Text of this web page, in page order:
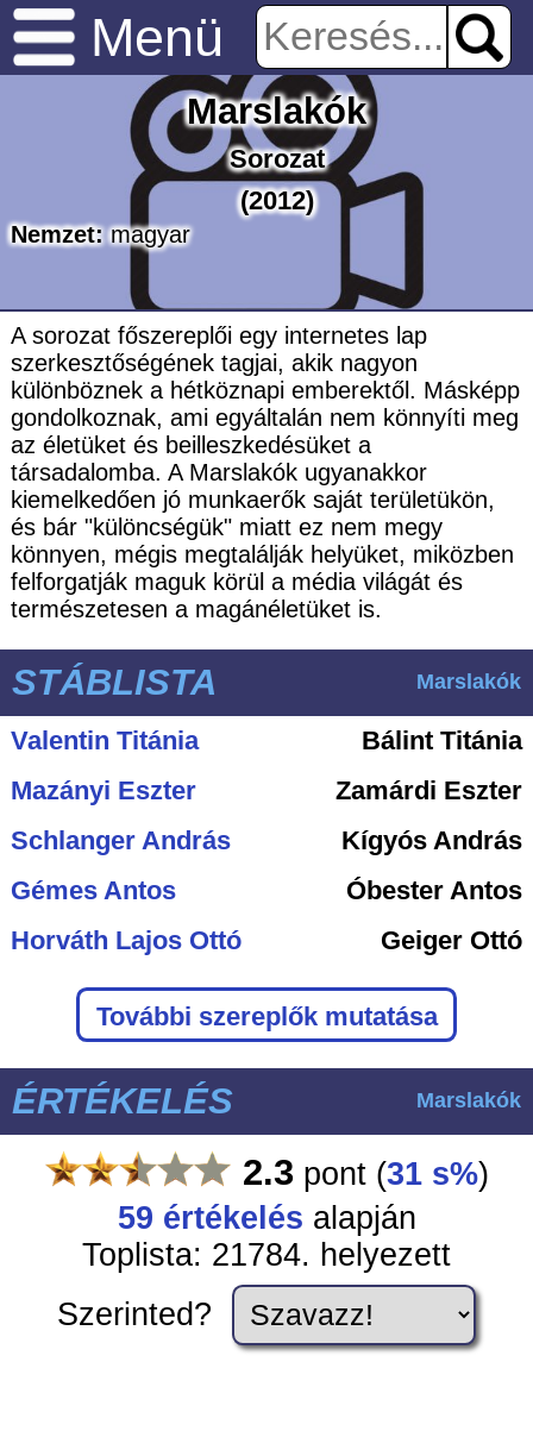
Menü
Marslakók
Sorozat
(2012)
Nemzet: magyar
A sorozat főszereplői egy internetes lap
szerkesztőségének tagjai, akik nagyon
különböznek a hétköznapi emberektől. Másképp
gondolkoznak, ami egyáltalán nem könnyíti meg
az életüket és beilleszkedésüket a
társadalomba. A Marslakók ugyanakkor
kiemelkedően jó munkaerők saját területükön,
és bár "különcségük" miatt ez nem megy
könnyen, mégis megtalálják helyüket, miközben
felforgatják maguk körül a média világát és
természetesen a magánéletüket is.
STÁBLISTA Marslakók
Valentin Titánia
Bálint Titánia
Mazányi Eszter
Zamárdi Eszter
Schlanger András
Kígyós András
Gémes Antos
Óbester Antos
Horváth Lajos Ottó
Geiger Ottó
További szereplők mutatása
ÉRTÉKELÉS Marslakók
2.3pont (31 s%)
59 értékelés alapján
Toplista: 21784. helyezett
Szerinted?